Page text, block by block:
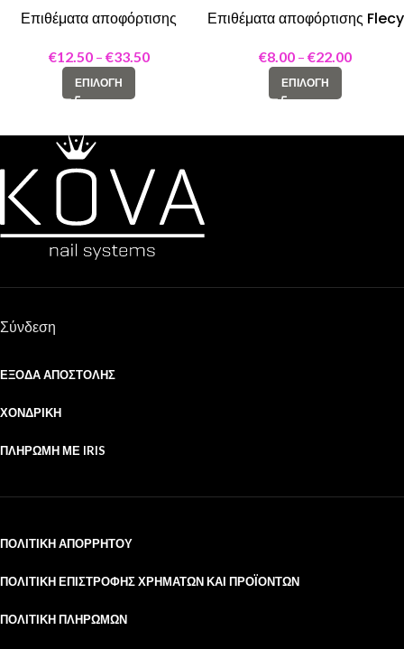
Επιθέματα αποφόρτισης
shape M
€12.50 – €33.50
ΕΠΙΛΟΓΉ
Επιθέματα αποφόρτισης Flecy
€8.00 – €22.00
ΕΠΙΛΟΓΉ
Σύνδεση
ΈΞΟΔΑ ΑΠΟΣΤΟΛΉΣ
ΧΟΝΔΡΙΚΉ
ΠΛΗΡΩΜΉ ΜΕ IRIS
ΠΟΛΙΤΙΚΉ ΑΠΟΡΡΉΤΟΥ
ΠΟΛΙΤΙΚΉ ΕΠΙΣΤΡΟΦΉΣ ΧΡΗΜΆΤΩΝ ΚΑΙ ΠΡΟΪΌΝΤΩΝ
ΠΟΛΙΤΙΚΉ ΠΛΗΡΩΜΏΝ